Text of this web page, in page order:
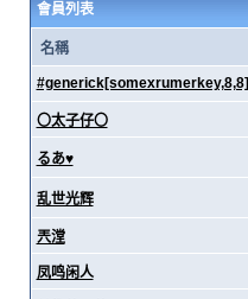
會員列表
名稱
#generick[somexrumerkey,8,8]
〇太子仔〇
るあ♥
乱世光辉
兲漟
凤鸣闲人